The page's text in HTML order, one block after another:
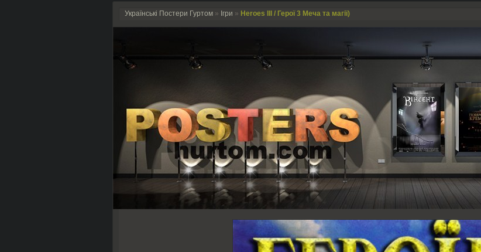
Українські Постери Гуртом » Ігри » Heroes III / Герої 3 Меча та магії)